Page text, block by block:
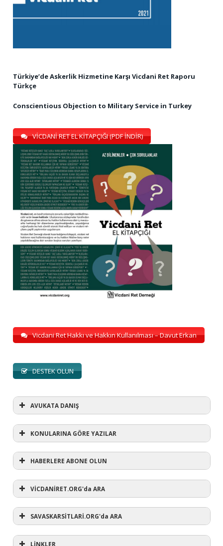
Türkiye’de Askerlik Hizmetine Karşı Vicdani Ret Raporu
Türkçe
Conscientious Objection to Military Service in Turkey
VİCDANİ RET EL KİTAPÇIĞI (PDF İNDİR)
Vicdani Ret Hakkı ve Hakkın Kullanılması – Davut Erkan
DESTEK OLUN
AVUKATA DANIŞ
AVUKATA DANIŞ
KONULARINA GÖRE YAZILAR
KONULARINA GÖRE YAZILAR
#refusewar(1)
'dur' ihtarı(3)
1 aralık(11)
HABERLERE ABONE OLUN
VİCDANİRET.ORG'da ARA
SAVASKARSİTLARİ.ORG'da ARA
LİNKLER